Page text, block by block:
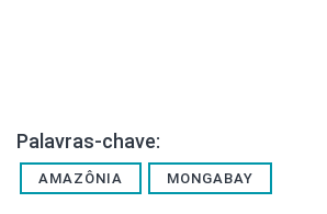
Palavras-chave:
AMAZÔNIA MONGABAY